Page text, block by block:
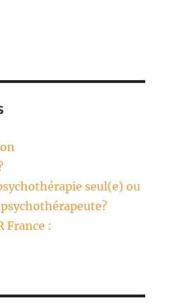
seul(e) ou
France :